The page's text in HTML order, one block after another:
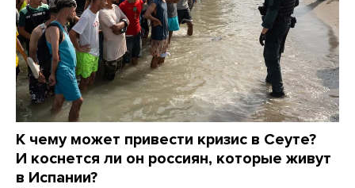
К чему может привести кризис в Сеуте?
И коснется ли он россиян, которые живут
в Испании?